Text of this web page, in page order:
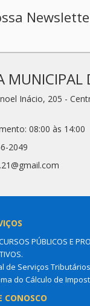
Inácio, 205 -
08:00 às 14:00
2049
PÚBLICOS E
de Serviços Tributários
do Cálculo de
CONOSCO